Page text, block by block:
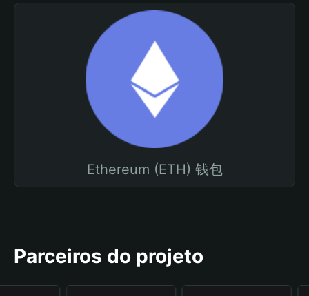
Ethereum (ETH) 钱包
Parceiros do projeto